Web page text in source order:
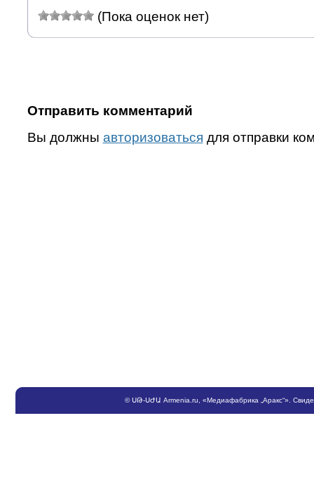
(Пока оценок нет)
Отправить комментарий
Вы должны авторизоваться для отправки
©ՍԹ-ՍԺԱ Armenia.ru , «Медиафабрика „Аракс“».